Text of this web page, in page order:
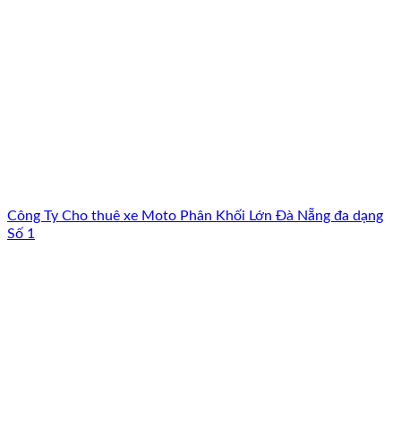
Công Ty Cho thuê xe Moto Phân Khối Lớn Đà Nẵng đa dạng
Số 1